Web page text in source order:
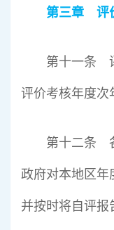
第三章 评
第十一条
评价考核年度次
第十二条
政府对本地区年
并按时将自评报